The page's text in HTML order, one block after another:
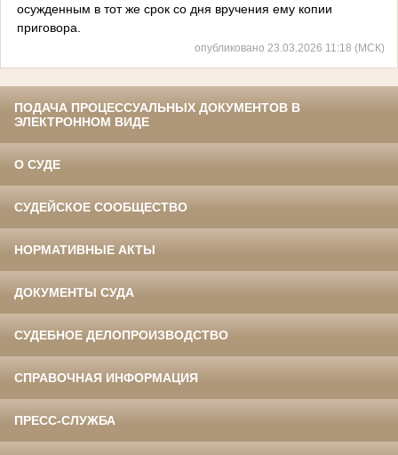
осужденным в тот же срок со дня вручения ему копии
приговора.
опубликовано 23.03.2026 11:18 (МСК)
ПОДАЧА ПРОЦЕССУАЛЬНЫХ ДОКУМЕНТОВ В
ЭЛЕКТРОННОМ ВИДЕ
О СУДЕ
СУДЕЙСКОЕ СООБЩЕСТВО
НОРМАТИВНЫЕ АКТЫ
ДОКУМЕНТЫ СУДА
СУДЕБНОЕ ДЕЛОПРОИЗВОДСТВО
СПРАВОЧНАЯ ИНФОРМАЦИЯ
ПРЕСС-СЛУЖБА